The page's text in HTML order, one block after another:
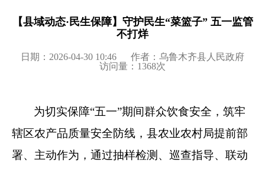
【县域动态·民生保障】守护民生“菜篮子” 五一监管
不打烊
日期：2026-04-30 10:46
作者：乌鲁木齐县人民政府
访问量： 1368次
为切实保障“五一”期间群众饮食安全，筑牢
辖区农产品质量安全防线，县农业农村局提前部
署、主动作为，通过抽样检测、巡查指导、联动